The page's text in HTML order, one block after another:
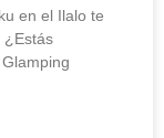
en el Ilalo te
¿Estás